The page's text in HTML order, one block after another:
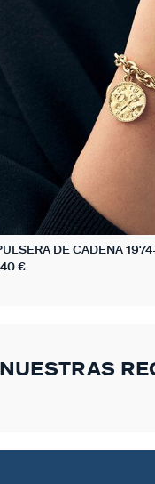
DE CADENA 1974
€
NUESTRAS